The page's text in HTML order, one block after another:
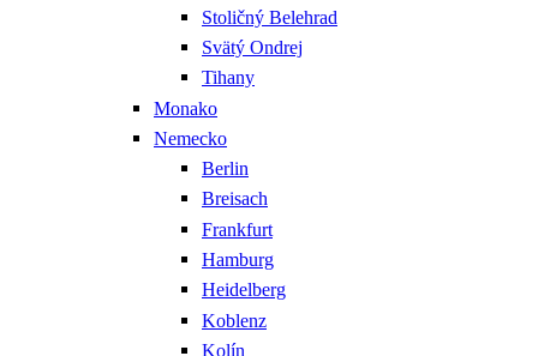
Stoličný Belehrad
Svätý Ondrej
Tihany
Monako
Nemecko
Berlin
Breisach
Frankfurt
Hamburg
Heidelberg
Koblenz
Kolín